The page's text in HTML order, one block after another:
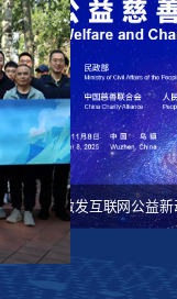
互联中国公益行动”将在贵
​2025